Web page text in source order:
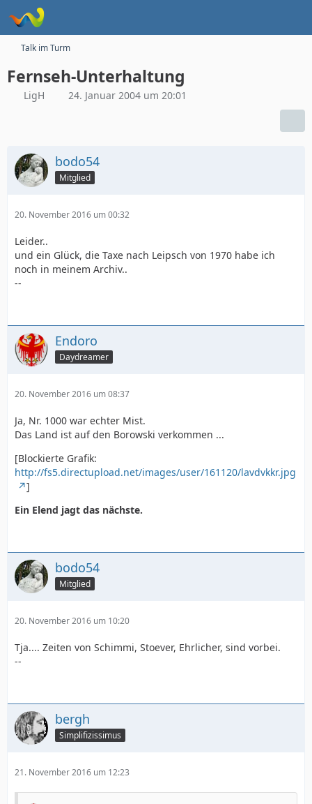
Talk im Turm
Fernseh-Unterhaltung
LigH 24. Januar 2004 um 20:01
bodo54
Mitglied
20. November 2016 um 00:32
Leider..
und ein Glück, die Taxe nach Leipsch von 1970 habe ich
noch in meinem Archiv..
--
Endoro
Daydreamer
20. November 2016 um 08:37
Ja, Nr. 1000 war echter Mist.
Das Land ist auf den Borowski verkommen ...
[Blockierte Grafik:
http://fs5.directupload.net/images/user/161120/lavdvkkr.jpg
]
Ein Elend jagt das nächste.
bodo54
Mitglied
20. November 2016 um 10:20
Tja.... Zeiten von Schimmi, Stoever, Ehrlicher, sind vorbei.
--
bergh
Simplifizissimus
21. November 2016 um 12:23